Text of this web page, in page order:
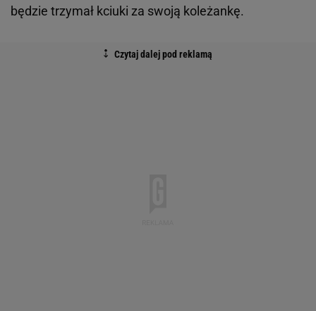
będzie trzymał kciuki za swoją koleżankę.